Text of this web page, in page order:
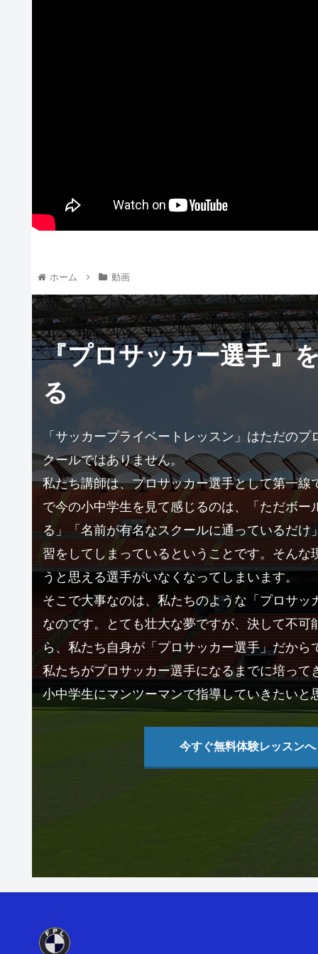
ホーム 動画
『プロサッカー選手』
る
「サッカープライベートレッスン」はただの
クールではありません。
私たち講師は、プロサッカー選手として第一線
で今の小中学生を見て感じるのは、「ただボー
る」「名前が有名なスクールに通っているだけ
習をしてしまっているということです。そんな
うと思える選手がいなくなってしまいます。
そこで大事なのは、私たちのような「プロサッ
なのです。とても壮大な夢ですが、決して不可
ら、私たち自身が「プロサッカー選手」だから
私たちがプロサッカー選手になるまでに培って
小中学生にマンツーマンで指導していきたい
今すぐ無料体験レッスンへ